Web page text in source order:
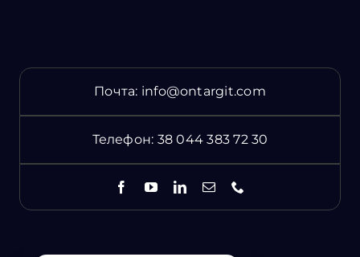
Почта: info@ontargit.com
Телефон: 38 044 383 72 30